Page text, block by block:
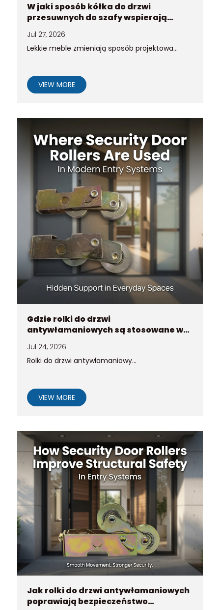
W jaki sposób kółka do drzwi
przesuwnych do szafy wspierają
Jul 27, 2026
Lekkie meble zmieniają sposób projektowa...
VIEW MORE
Gdzie rolki do drzwi
antywłamaniowych są stosowane w
wejściowych
Jul 24, 2026
Rolki do drzwi antywłamaniowy...
VIEW MORE
Jak rolki do drzwi antywłamaniowych
poprawiają bezpieczeństwo